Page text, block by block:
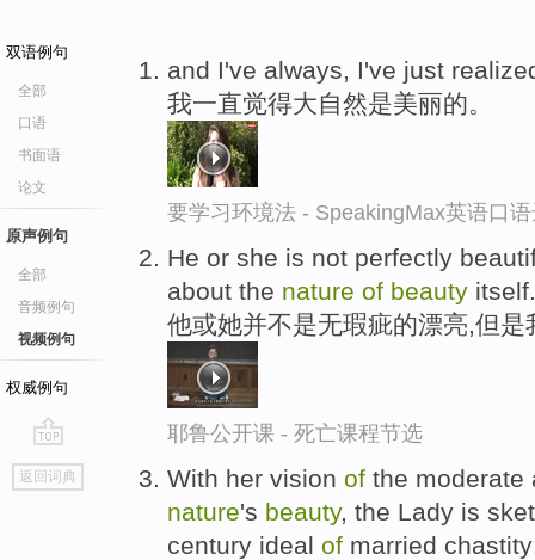
双语例句
全部
口语
书面语
论文
原声例句
全部
音频例句
视频例句
权威例句
go
top
返回词典
and I've always, I've just
我一直觉得大自然是美丽的。
要学习环境法 - SpeakingMax英语口
He or she is not perfectly
about the nature of beauty itself.
他或她并不是无瑕疵的漂亮,但
耶鲁公开课 - 死亡课程节选
With her vision of the
nature's beauty, the Lady is
century ideal of married